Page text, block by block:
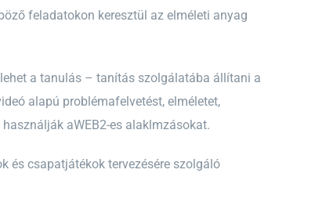
feladatokon keresztül az elméleti anyag
a tanulás – tanítás szolgálatába állítani a
alapú problémafelvetést, elméletet,
aWEB2-es alaklmzásokat.
és csapatjátékok tervezésére szolgáló